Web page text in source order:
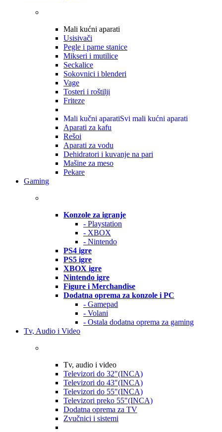
Mali kućni aparati
Usisivači
Pegle i parne stanice
Mikseri i mutilice
Seckalice
Sokovnici i blenderi
Vage
Tosteri i roštilji
Friteze
Mali kučni aparatiSvi mali kućni aparati
Aparati za kafu
Rešoi
Aparati za vodu
Dehidratori i kuvanje na pari
Mašine za meso
Pekare
Gaming
Konzole za igranje
- Playstation
- XBOX
- Nintendo
PS4 igre
PS5 igre
XBOX igre
Nintendo igre
Figure i Merchandise
Dodatna oprema za konzole i PC
- Gamepad
- Volani
- Ostala dodatna oprema za gaming
Tv, Audio i Video
Tv, audio i video
Televizori do 32"(INCA)
Televizori do 43"(INCA)
Televizori do 55"(INCA)
Televizori preko 55"(INCA)
Dodatna oprema za TV
Zvučnici i sistemi